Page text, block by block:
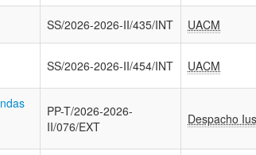
SS/2026-2026-II/435/INT UACM
SS/2026-2026-II/454/INT UACM
PP-T/2026-2026-
II/076/EXT
Despacho